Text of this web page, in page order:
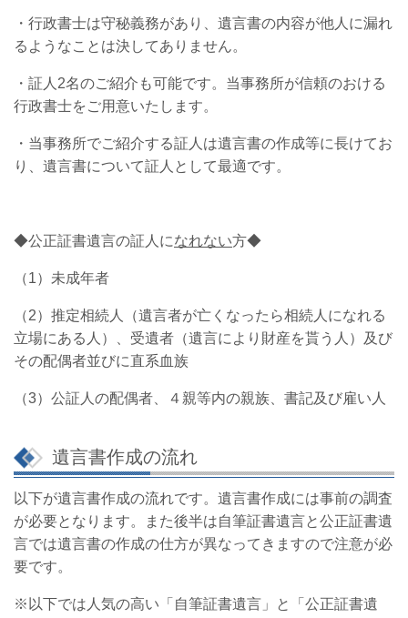
・行政書士は守秘義務があり、遺言書の内容が他人に漏れ
るようなことは決してありません。
・証人2名のご紹介も可能です。当事務所が信頼のおける
行政書士をご用意いたします。
・当事務所でご紹介する証人は遺言書の作成等に長けてお
り、遺言書について証人として最適です。
◆公正証書遺言の証人になれない方◆
（1）未成年者
（2）推定相続人（遺言者が亡くなったら相続人になれる
立場にある人）、受遺者（遺言により財産を貰う人）及び
その配偶者並びに直系血族
（3）公証人の配偶者、４親等内の親族、書記及び雇い人
遺言書作成の流れ
以下が遺言書作成の流れです。遺言書作成には事前の調査
が必要となります。また後半は自筆証書遺言と公正証書遺
言では遺言書の作成の仕方が異なってきますので注意が必
要です。
※以下では人気の高い「自筆証書遺言」と「公正証書遺